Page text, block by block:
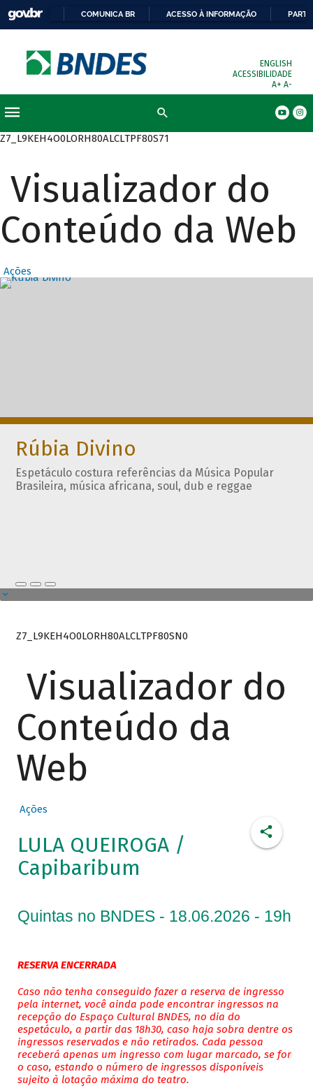
COMUNICA BR ACESSO À INFORMAÇÃO
ENGLISH
ACESSIBILIDADE
A+ A-
Z7_L9KEH4O0LORH80ALCLTPF80S71
Visualizador do
Conteúdo da Web
Ações
Destaques
Rúbia Divino
Espetáculo costura referências da Música Popular
Brasileira, música africana, soul, dub e reggae
Z7_L9KEH4O0LORH80ALCLTPF80SN0
Visualizador do
Conteúdo da
Web
Ações
LULA QUEIROGA /
Capibaribum
Quintas no BNDES - 18.06.2026 - 19h
RESERVA ENCERRADA
Caso não tenha conseguido fazer a reserva de ingresso
pela internet, você ainda pode encontrar ingressos na
recepção do Espaço Cultural BNDES, no dia do
espetáculo, a partir das 18h30, caso haja sobra dentre os
ingressos reservados e não retirados. Cada pessoa
receberá apenas um ingresso com lugar marcado, se for
o caso, estando o número de ingressos disponíveis
sujeito à lotação máxima do teatro.